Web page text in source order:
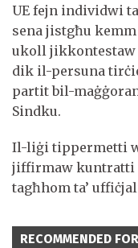
UE fejn individwi
sena jistgħu
ukoll jikkontestaw
dik il-persuna
partit bil-
Sindku.
Il-liġi tippermetti
jiffirmaw kuntratti
tagħhom ta’
RECOMMENDED